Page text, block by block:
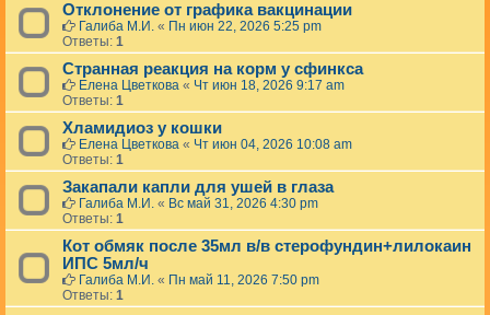
Отклонение от графика вакцинации
Галиба М.И. « Пн июн 22, 2026 5:25 pm
Ответы: 1
Странная реакция на корм у сфинкса
Елена Цветкова « Чт июн 18, 2026 9:17 am
Ответы: 1
Хламидиоз у кошки
Елена Цветкова « Чт июн 04, 2026 10:08 am
Ответы: 1
Закапали капли для ушей в глаза
Галиба М.И. « Вс май 31, 2026 4:30 pm
Ответы: 1
Кот обмяк после 35мл в/в стерофундин+лилокаин
ИПС 5мл/ч
Галиба М.И. « Пн май 11, 2026 7:50 pm
Ответы: 1